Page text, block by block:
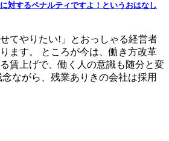
対するペナルティですよ！というおはなし
てやりたい!」とおっしゃる経営者
ます。 ところが今は、働き方改革
賃上げで、働く人の意識も随分と変
ながら、残業ありきの会社は採用